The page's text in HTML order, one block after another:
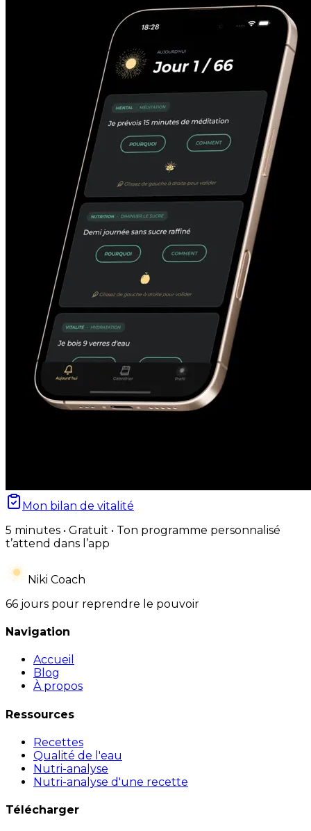
Mon bilan de vitalité
5 minutes • Gratuit • Ton programme personnalisé
t’attend dans l’app
Niki Coach
66 jours pour reprendre le pouvoir
Navigation
Accueil
Blog
À propos
Ressources
Recettes
Qualité de l'eau
Nutri-analyse
Nutri-analyse d'une recette
Télécharger